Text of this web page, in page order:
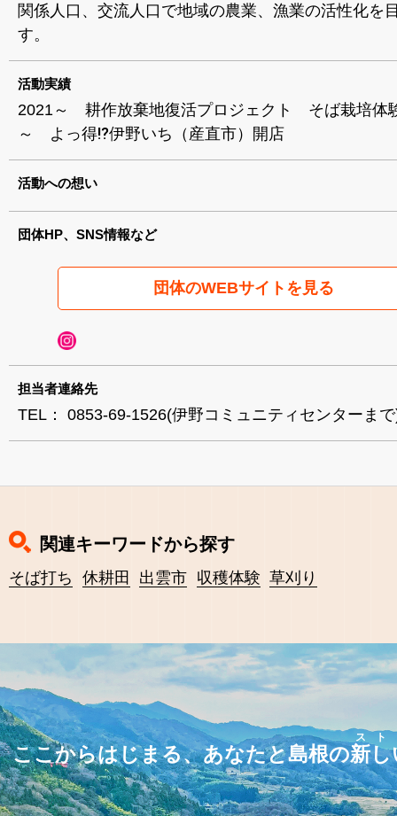
関係人口、交流人口で地域の農業、漁業の活性化を
す。
活動実績
2021～ 耕作放棄地復活プロジェクト そば栽培体
～ よっ得⁉伊野いち（産直市）開店
活動への想い
団体HP、SNS情報など
団体のWEBサイトを見る
担当者連絡先
TEL： 0853-69-1526(伊野コミュニティセンターま
関連キーワードから探す
そば打ち 休耕田 出雲市 収穫体験 草刈り
ここからはじまる、あなたと島根の新し
スト